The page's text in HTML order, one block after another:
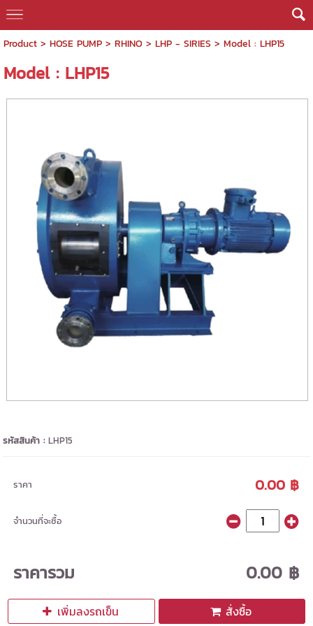
Product> HOSE PUMP> RHINO> LHP - SIRIES> Model : LHP15
Model : LHP15
รหัสสินค้า :LHP15
ราคา 0.00 ฿
จำนวนที่จะซื้อ
ราคารวม 0.00 ฿
เพิ่มลงรถเข็น สั่งซื้อ